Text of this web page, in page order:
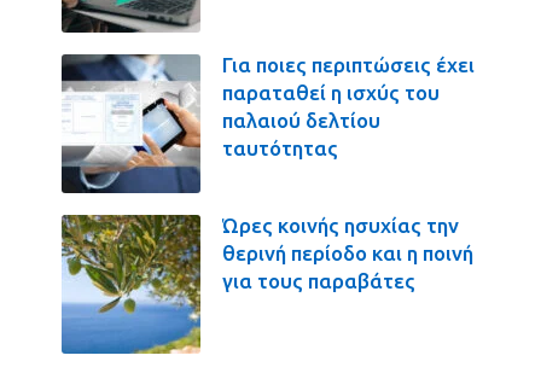
Για ποιες περιπτώσεις έχει
παραταθεί η ισχύς του
παλαιού δελτίου
ταυτότητας
Ώρες κοινής ησυχίας την
θερινή περίοδο και η ποινή
για τους παραβάτες